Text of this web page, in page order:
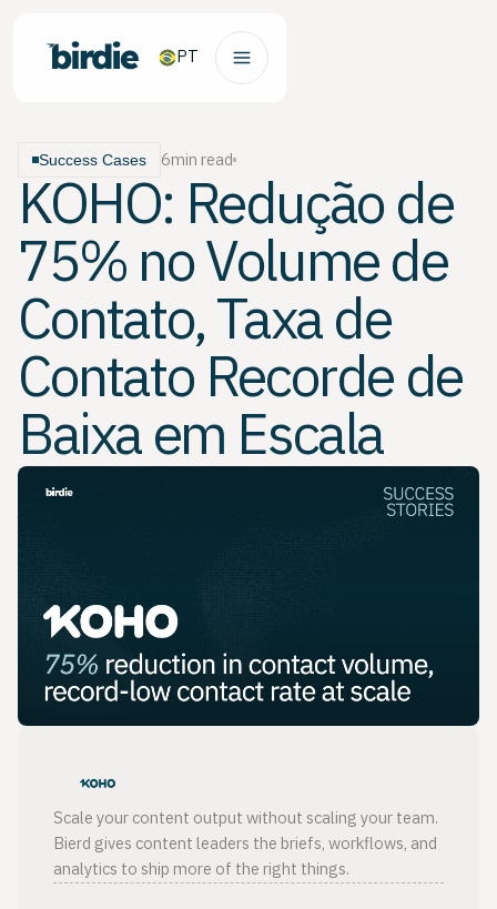
PT
Success Cases 6min read
KOHO: Redução de
75% no Volume de
Contato, Taxa de
Contato Recorde de
Baixa em Escala
Scale your content output without scaling your team.
Bierd gives content leaders the briefs, workflows, and
analytics to ship more of the right things.